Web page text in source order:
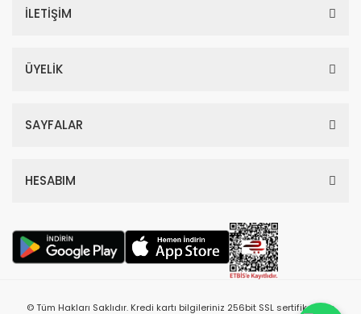
İLETİŞİM
ÜYELİK
SAYFALAR
HESABIM
© Tüm Hakları Saklıdır. Kredi kartı bilgileriniz 256bit SSL sertifikası ile